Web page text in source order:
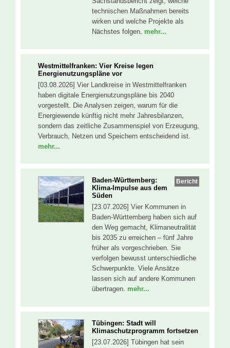
technischen Maßnahmen bereits
wirken und welche Projekte als
Nächstes folgen. mehr...
Westmittelfranken: Vier Kreise legen
Energienutzungspläne vor
[03.08.2026] Vier Landkreise in Westmittelfranken
haben digitale Energienutzungspläne bis 2040
vorgestellt. Die Analysen zeigen, warum für die
Energiewende künftig nicht mehr Jahresbilanzen,
sondern das zeitliche Zusammenspiel von Erzeugung,
Verbrauch, Netzen und Speichern entscheidend ist.
mehr...
Bericht
Baden-Württemberg:
Klima-Impulse aus dem
Süden
[23.07.2026] Vier Kommunen in
Baden-Württemberg haben sich auf
den Weg gemacht, Klimaneutralität
bis 2035 zu erreichen – fünf Jahre
früher als vorgeschrieben. Sie
verfolgen bewusst unterschiedliche
Schwerpunkte. Viele Ansätze
lassen sich auf andere Kommunen
übertragen. mehr...
Tübingen: Stadt will
Klimaschutzprogramm fortsetzen
[23.07.2026] Tübingen hat sein